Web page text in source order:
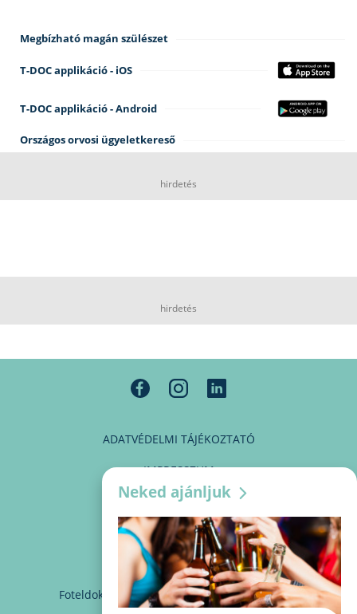
Megbízható magán szülészet
T-DOC applikáció - iOS
T-DOC applikáció - Android
Országos orvosi ügyeletkereső
hirdetés
hirdetés
ADATVÉDELMI TÁJÉKOZTATÓ
IMPRESSZUM
MÉDIAAJÁNLAT
PARTNEREINK
KAPCSOLAT
Foteldoki info@foteldoki.hu Süti beállítások
Neked ajánljuk